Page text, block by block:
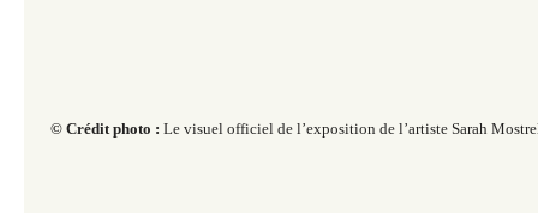
© Crédit photo : Le visuel officiel de l’exposition de l’artiste Sarah